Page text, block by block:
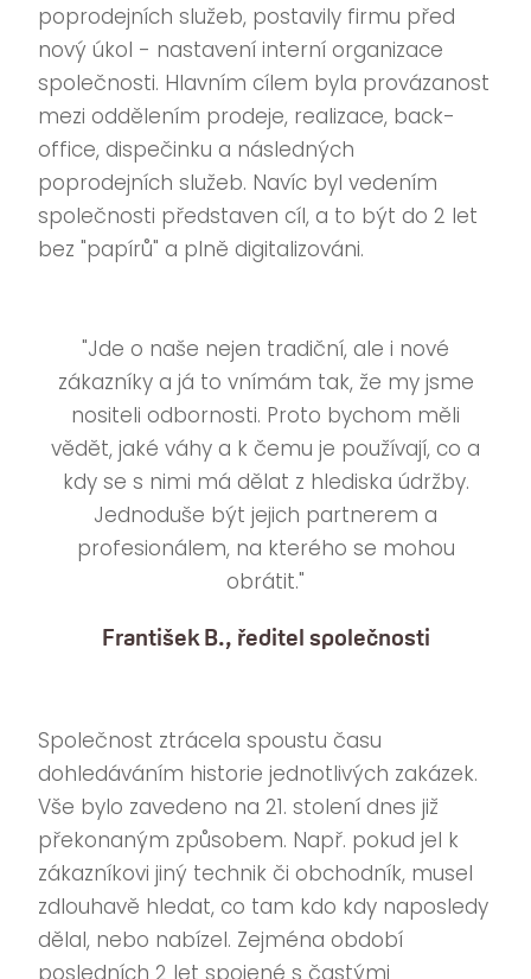
poprodejních služeb, postavily firmu před
nový úkol - nastavení interní organizace
společnosti. Hlavním cílem byla provázanost
mezi oddělením prodeje, realizace, back-
office, dispečinku a následných
poprodejních služeb. Navíc byl vedením
společnosti představen cíl, a to být do 2 let
bez "papírů" a plně digitalizováni.
"Jde o naše nejen tradiční, ale i nové
zákazníky a já to vnímám tak, že my jsme
nositeli odbornosti. Proto bychom měli
vědět, jaké váhy a k čemu je používají, co a
kdy se s nimi má dělat z hlediska údržby.
Jednoduše být jejich partnerem a
profesionálem, na kterého se mohou
obrátit."
František B., ředitel společnosti
Společnost ztrácela spoustu času
dohledáváním historie jednotlivých zakázek.
Vše bylo zavedeno na 21. stolení dnes již
překonaným způsobem. Např. pokud jel k
zákazníkovi jiný technik či obchodník, musel
zdlouhavě hledat, co tam kdo kdy naposledy
dělal, nebo nabízel. Zejména období
posledních 2 let spojené s častými